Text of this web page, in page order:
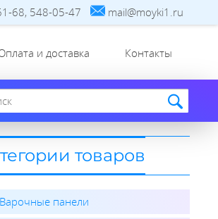
68, 548-05-47 mail@moyki1.ru
и доставка Контакты
по сайту
товаров
Варочные панели